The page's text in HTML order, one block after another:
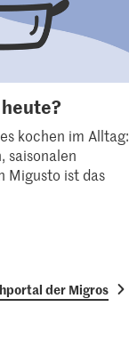
kochen im Alltag:
saisonalen
Migusto ist das
der Migros